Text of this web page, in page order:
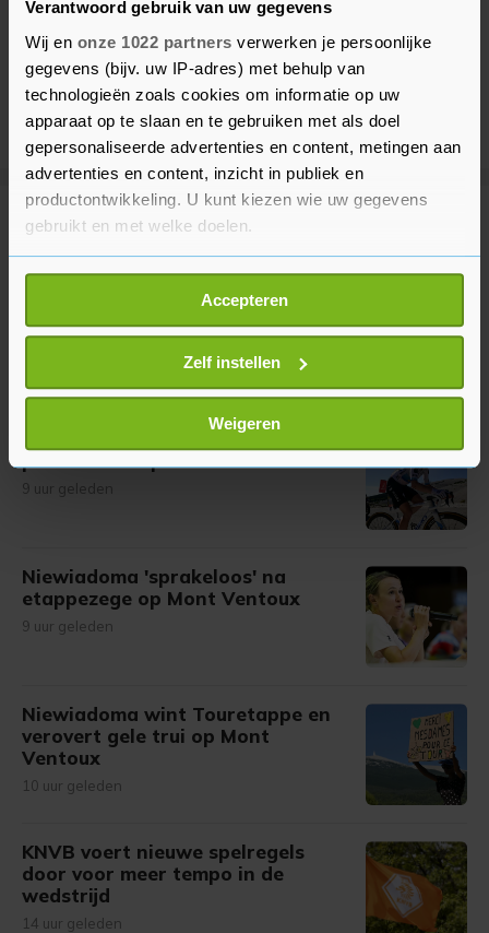
Verantwoord gebruik van uw gegevens
Wij en onze 1022 partners verwerken je persoonlijke
gegevens (bijv. uw IP-adres) met behulp van
technologieën zoals cookies om informatie op uw
apparaat op te slaan en te gebruiken met als doel
gepersonaliseerde advertenties en content, metingen aan
advertenties en content, inzicht in publiek en
productontwikkeling. U kunt kiezen wie uw gegevens
gebruikt en met welke doelen.
Als u het toestaat, willen we ook graag:
Informatie verzamelen over uw geografische
locatie, die tot een paar meter nauwkeurig kan zijn
Uw apparaat identificeren door het actief te
scannen op specifieke eigenschappen (fingerprinting)
Lees meer over hoe uw persoonlijke gegevens worden
verwerkt en stel uw voorkeuren in het
U kunt uw toestemming op elk moment wijzigen of
intrekken in de Cookieverklaring.
bezoek makkelijker en persoonlijker. Op
onze cookiepagina kun je ons cookiebeleid bekijken en je
gemaakte keuze altijd wijzigen of intrekken.
Accepteren
Zelf instellen
Weigeren
Meer uit Sport
Tennisser Van de Zandschulp wint
na stunt weer in Montréal
Vollering teleurgesteld na tweede
9 uur geleden
Niewiadoma 'sprakeloos' na
etappezege op Mont Ventoux
9 uur geleden
Niewiadoma wint Touretappe en
verovert gele trui op Mont
Ventoux
10 uur geleden
KNVB voert nieuwe spelregels
door voor meer tempo in de
wedstrijd
14 uur geleden